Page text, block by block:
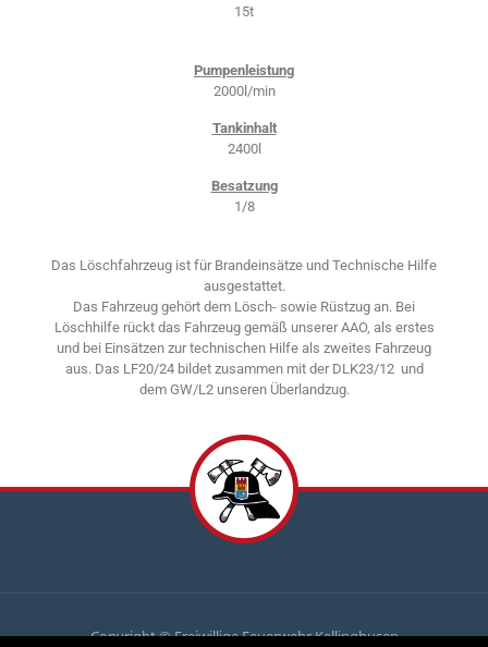
15t
Pumpenleistung
2000l/min
Tankinhalt
2400l
Besatzung
1/8
Das Löschfahrzeug ist für Brandeinsätze und Technische Hilfe
ausgestattet.
Das Fahrzeug gehört dem Lösch- sowie Rüstzug an. Bei
Löschhilfe rückt das Fahrzeug gemäß unserer AAO, als erstes
und bei Einsätzen zur technischen Hilfe als zweites Fahrzeug
aus. Das LF20/24 bildet zusammen mit der DLK23/12 und
dem GW/L2 unseren Überlandzug.
Copyright © Freiwillige Feuerwehr Kellinghusen